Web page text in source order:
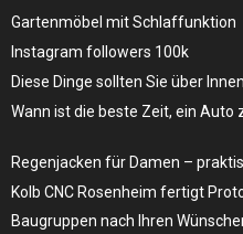
Gartenmöbel mit Schlaffunktion
Instagram followers 100k
Diese Dinge sollten Sie über
Wann ist die beste Zeit, ein Auto
Regenjacken für Damen –
Kolb CNC Rosenheim fertigt
Baugruppen nach Ihren